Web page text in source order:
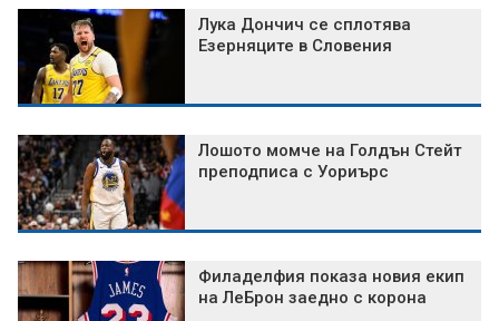
Лука Дончич се сплотява
Езерняците в Словения
Лошото момче на Голдън Стейт
преподписа с Уориърс
Филаделфия показа новия екип
на ЛеБрон заедно с корона